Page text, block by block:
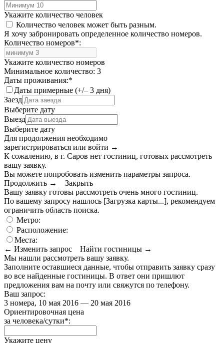
Укажите количество человек
Количество человек может быть разным.
Я хочу забронировать определенное количество номеров.
Количество номеров*:
Укажите количество номеров
Минимальное количество: 3
Даты проживания:*
Даты примерные (+/– 3 дня)
Заезд
Выберите дату
Выезд
Выберите дату
Для продолжения необходимо
зарегистрироваться или войти →
К сожалению, в г. Саров нет гостиниц, готовых рассмотреть
вашу заявку.
Вы можете попробовать изменить параметры запроса.
Продолжить →
Закрыть
Вашу заявку готовы рассмотреть очень много гостиниц.
По вашему запросу нашлось [Загрузка карты...], рекомендуем
ограничить область поиска.
Метро:
Расположение:
Места:
← Изменить запрос
Найти гостиницы →
Мы нашли рассмотреть вашу заявку.
Заполните оставшиеся данные, чтобы отправить заявку сразу
во все найденные гостиницы. В ответ они пришлют
предложения вам на почту или свяжутся по телефону.
Ваш запрос:
3 номера, 10 мая 2016 — 20 мая 2016
Ориентировочная цена
за человека/сутки*:
Укажите цену